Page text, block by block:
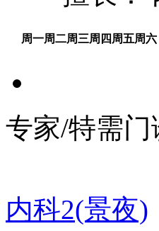
周一周二周三周四 周五周六
专家/特需门
内科2(景夜)